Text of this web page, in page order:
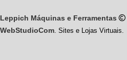
Leppich Máquinas e Ferramentas
WebStudioCom. Sites e Lojas Virtuais.